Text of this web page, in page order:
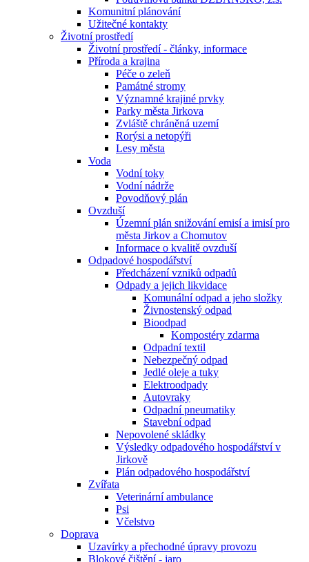
Komunitní plánování
Užitečné kontakty
Životní prostředí
Životní prostředí - články, informace
Příroda a krajina
Péče o zeleň
Památné stromy
Významné krajiné prvky
Parky města Jirkova
Zvláště chráněná uzemí
Rorýsi a netopýři
Lesy města
Voda
Vodní toky
Vodní nádrže
Povodňový plán
Ovzduší
Územní plán snižování emisí a imisí pro
města Jirkov a Chomutov
Informace o kvalitě ovzduší
Odpadové hospodářství
Předcházení vzniků odpadů
Odpady a jejich likvidace
Komunální odpad a jeho složky
Živnostenský odpad
Bioodpad
Kompostéry zdarma
Odpadní textil
Nebezpečný odpad
Jedlé oleje a tuky
Elektroodpady
Autovraky
Odpadní pneumatiky
Stavební odpad
Nepovolené skládky
Výsledky odpadového hospodářství v
Jirkově
Plán odpadového hospodářství
Zvířata
Veterinární ambulance
Psi
Včelstvo
Doprava
Uzavírky a přechodné úpravy provozu
Blokové čištění - jaro